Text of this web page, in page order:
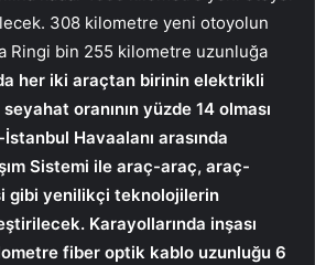
308 kilometre yeni otoyolun
Ringi bin 255 kilometre uzunluğa
her iki araçtan birinin elektrikli
seyahat oranının yüzde 14 olması
Havaalanı arasında
Sistemi ile araç-araç, araç-
gibi yenilikçi teknolojilerin
Karayollarında inşası
fiber optik kablo uzunluğu 6